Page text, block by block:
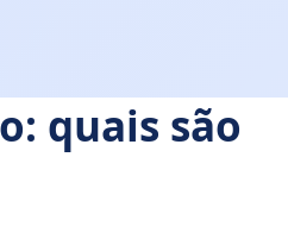
quais são